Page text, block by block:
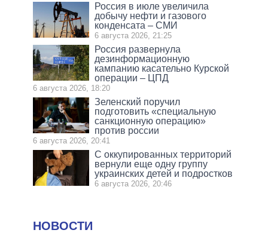
Россия в июле увеличила
добычу нефти и газового
конденсата – СМИ
6 августа 2026, 21:25
Россия развернула
дезинформационную
кампанию касательно Курской
операции – ЦПД
6 августа 2026, 18:20
Зеленский поручил
подготовить «специальную
санкционную операцию»
против россии
6 августа 2026, 20:41
С оккупированных территорий
вернули еще одну группу
украинских детей и подростков
6 августа 2026, 20:46
НОВОСТИ